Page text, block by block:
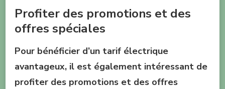
Profiter des promotions et des
offres spéciales
Pour bénéficier d’un tarif électrique
avantageux, il est également intéressant de
profiter des promotions et des offres